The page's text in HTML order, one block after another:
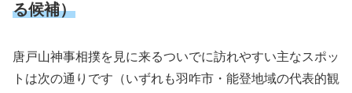
る候補）
唐戸山神事相撲を見に来るついでに訪れやすい主なスポッ
トは次の通りです（いずれも羽咋市・能登地域の代表的観